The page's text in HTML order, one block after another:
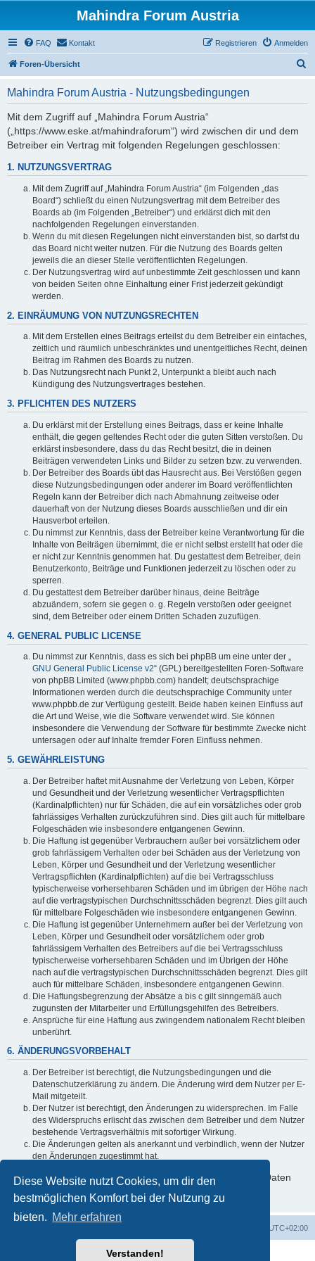
Diese Website nutzt Cookies, um dir den
bestmöglichen Komfort bei der Nutzung zu
bieten. Mehr erfahren
Verstanden!
Mahindra Forum Austria
FAQ Kontakt Anmelden
Registrieren
Foren-Übersicht
Mahindra Forum Austria - Nutzungsbedingungen
Mit dem Zugriff auf „Mahindra Forum Austria“
(„https://www.eske.at/mahindraforum“) wird zwischen dir und dem
Betreiber ein Vertrag mit folgenden Regelungen geschlossen:
1. NUTZUNGSVERTRAG
Mit dem Zugriff auf „Mahindra Forum Austria“ (im Folgenden „das
Board“) schließt du einen Nutzungsvertrag mit dem Betreiber des
Boards ab (im Folgenden „Betreiber“) und erklärst dich mit den
nachfolgenden Regelungen einverstanden.
Wenn du mit diesen Regelungen nicht einverstanden bist, so darfst du
das Board nicht weiter nutzen. Für die Nutzung des Boards gelten
jeweils die an dieser Stelle veröffentlichten Regelungen.
Der Nutzungsvertrag wird auf unbestimmte Zeit geschlossen und kann
von beiden Seiten ohne Einhaltung einer Frist jederzeit gekündigt
werden.
2. EINRÄUMUNG VON NUTZUNGSRECHTEN
Mit dem Erstellen eines Beitrags erteilst du dem Betreiber ein einfaches,
zeitlich und räumlich unbeschränktes und unentgeltliches Recht, deinen
Beitrag im Rahmen des Boards zu nutzen.
Das Nutzungsrecht nach Punkt 2, Unterpunkt a bleibt auch nach
Kündigung des Nutzungsvertrages bestehen.
3. PFLICHTEN DES NUTZERS
Du erklärst mit der Erstellung eines Beitrags, dass er keine Inhalte
enthält, die gegen geltendes Recht oder die guten Sitten verstoßen. Du
erklärst insbesondere, dass du das Recht besitzt, die in deinen
Beiträgen verwendeten Links und Bilder zu setzen bzw. zu verwenden.
Der Betreiber des Boards übt das Hausrecht aus. Bei Verstößen gegen
diese Nutzungsbedingungen oder anderer im Board veröffentlichten
Regeln kann der Betreiber dich nach Abmahnung zeitweise oder
dauerhaft von der Nutzung dieses Boards ausschließen und dir ein
Hausverbot erteilen.
Du nimmst zur Kenntnis, dass der Betreiber keine Verantwortung für die
Inhalte von Beiträgen übernimmt, die er nicht selbst erstellt hat oder die
er nicht zur Kenntnis genommen hat. Du gestattest dem Betreiber, dein
Benutzerkonto, Beiträge und Funktionen jederzeit zu löschen oder zu
sperren.
Du gestattest dem Betreiber darüber hinaus, deine Beiträge
abzuändern, sofern sie gegen o. g. Regeln verstoßen oder geeignet
sind, dem Betreiber oder einem Dritten Schaden zuzufügen.
4. GENERAL PUBLIC LICENSE
Du nimmst zur Kenntnis, dass es sich bei phpBB um eine unter der „
GNU General Public License v2“ (GPL) bereitgestellten Foren-Software
von phpBB Limited (www.phpbb.com) handelt; deutschsprachige
Informationen werden durch die deutschsprachige Community unter
www.phpbb.de zur Verfügung gestellt. Beide haben keinen Einfluss auf
die Art und Weise, wie die Software verwendet wird. Sie können
insbesondere die Verwendung der Software für bestimmte Zwecke nicht
untersagen oder auf Inhalte fremder Foren Einfluss nehmen.
5. GEWÄHRLEISTUNG
Der Betreiber haftet mit Ausnahme der Verletzung von Leben, Körper
und Gesundheit und der Verletzung wesentlicher Vertragspflichten
(Kardinalpflichten) nur für Schäden, die auf ein vorsätzliches oder grob
fahrlässiges Verhalten zurückzuführen sind. Dies gilt auch für mittelbare
Folgeschäden wie insbesondere entgangenen Gewinn.
Die Haftung ist gegenüber Verbrauchern außer bei vorsätzlichem oder
grob fahrlässigem Verhalten oder bei Schäden aus der Verletzung von
Leben, Körper und Gesundheit und der Verletzung wesentlicher
Vertragspflichten (Kardinalpflichten) auf die bei Vertragsschluss
typischerweise vorhersehbaren Schäden und im übrigen der Höhe nach
auf die vertragstypischen Durchschnittsschäden begrenzt. Dies gilt auch
für mittelbare Folgeschäden wie insbesondere entgangenen Gewinn.
Die Haftung ist gegenüber Unternehmern außer bei der Verletzung von
Leben, Körper und Gesundheit oder vorsätzlichem oder grob
fahrlässigem Verhalten des Betreibers auf die bei Vertragsschluss
typischerweise vorhersehbaren Schäden und im Übrigen der Höhe
nach auf die vertragstypischen Durchschnittsschäden begrenzt. Dies gilt
auch für mittelbare Schäden, insbesondere entgangenen Gewinn.
Die Haftungsbegrenzung der Absätze a bis c gilt sinngemäß auch
zugunsten der Mitarbeiter und Erfüllungsgehilfen des Betreibers.
Ansprüche für eine Haftung aus zwingendem nationalem Recht bleiben
unberührt.
6. ÄNDERUNGSVORBEHALT
Der Betreiber ist berechtigt, die Nutzungsbedingungen und die
Datenschutzerklärung zu ändern. Die Änderung wird dem Nutzer per E-
Mail mitgeteilt.
Der Nutzer ist berechtigt, den Änderungen zu widersprechen. Im Falle
des Widerspruchs erlischt das zwischen dem Betreiber und dem Nutzer
bestehende Vertragsverhältnis mit sofortiger Wirkung.
Die Änderungen gelten als anerkannt und verbindlich, wenn der Nutzer
den Änderungen zugestimmt hat.
Informationen über den Umgang mit deinen persönlichen Daten
sind in der Datenschutzerklärung enthalten.
UTC+02:00
Powered byphpBB® Forum Software © phpBB Limited